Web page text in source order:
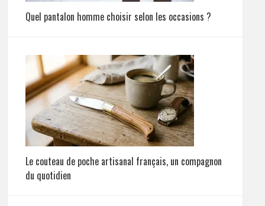
Quel pantalon homme choisir selon les occasions ?
Le couteau de poche artisanal français, un compagnon
du quotidien